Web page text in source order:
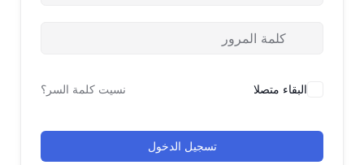
البقاء متصلا نسيت كلمة السر؟
تسجيل الدخول